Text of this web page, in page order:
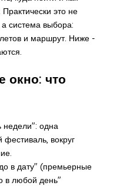
это не
система выбора:
и маршрут. Ниже -
окно: что
недели": одна
вокруг
в дату" (премьерные
в любой день"